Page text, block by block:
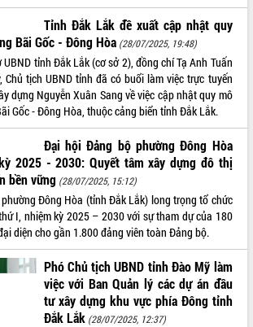
khai thực
nghị Công bố
tư tỉnh Đắk
đẩy nhanh
thiên tai
chỉnh quy
2021-2030,
động của các
mạng
phục vụ cơ
động chung
Tỉnh Đắk Lắk đề xuất cập nhật quy
Bãi Gốc - Đông Hòa (28/07/2025, 19:48)
tỉnh Đắk Lắk (cơ sở 2), đồng chí Tạ Anh Tuấn
Chủ tịch UBND tỉnh đã có buổi làm việc trực tuyến
dựng Nguyễn Xuân Sang về việc cập nhật quy mô
Gốc - Đông Hòa, thuộc cảng biển tỉnh Đắk Lắk.
Đại hội Đảng bộ phường Đông Hòa
2025 - 2030: Quyết tâm xây dựng đô thị
bền vững (28/07/2025, 15:12)
Đông Hòa (tỉnh Đắk Lắk) long trọng tổ chức
I, nhiệm kỳ 2025 – 2030 với sự tham dự của 180
diện cho gần 1.800 đảng viên toàn Đảng bộ.
Phó Chủ tịch UBND tỉnh Đào Mỹ làm
việc với Ban Quản lý các dự án đầu
tư xây dựng khu vực phía Đông tỉnh
Đắk Lắk (28/07/2025, 12:37)